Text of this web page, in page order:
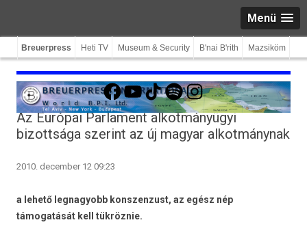
Menü
Breuerpress Heti TV Museum & Security B'nai B'rith Mazsiköm
Facebook
YouTube
TikTokSpotifyInstagram
Az Európai Parlament alkotmányügyi
bizottsága szerint az új magyar alkotmánynak
2010. december 12 09:23
a lehető leg­nagyobb konszen­zust, az egész nép
támogatását kell tükröznie.